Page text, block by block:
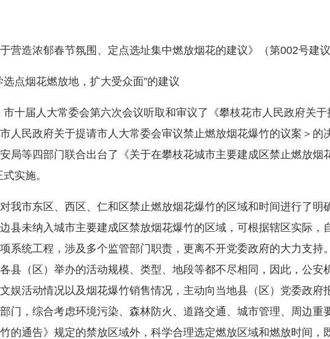
造浓郁春节氛围、定点选址集中燃放烟花的建议》（第002号建议
点烟花燃放地，扩大受众面”的建议
届人大常委会第六次会议听取和审议了《攀枝花市人民政府关于
人民政府关于提请市人大常委会审议禁止燃放烟花爆竹的议案＞
局等四部门联合出台了《关于在攀枝花城市主要建成区禁止燃放
实施。
市东区、西区、仁和区禁止燃放烟花爆竹的区域和时间进行了明
县未纳入城市主要建成区禁放烟花爆竹的区域，可根据辖区实际
系统工程，涉及多个监管部门职责，更离不开党委政府的大力支
县（区）举办的活动规模、类型、地段等都不尽相同，因此，公
娱活动情况以及烟花爆竹销售情况，主动向当地县（区）党委政
门，综合考虑环境污染、森林防火、道路交通、城市管理、周边
的通告》规定的禁放区域外，科学合理选定燃放区域和燃放时间